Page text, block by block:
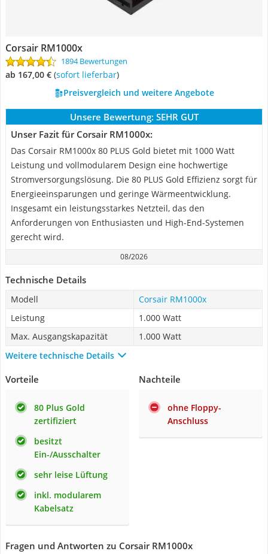
Corsair RM1000x
1894 Bewertungen
ab 167,00 € ( Sofort lieferbar)
Preisvergleich und weitere Angebote
Unsere Bewertung: SEHR GUT
Unser Fazit für Corsair RM1000x:
Das Corsair RM1000x 80 PLUS Gold bietet mit 1000 Watt
Leistung und vollmodularem Design eine hochwertige
Stromversorgungslösung. Die 80 PLUS Gold Effizienz sorgt für
Energieeinsparungen und geringe Wärmeentwicklung.
Insgesamt ein leistungsstarkes Netzteil, das den
Anforderungen von Enthusiasten und High-End-Systemen
gerecht wird.
08/2026
Technische Details
Modell
Corsair RM1000x
Leistung
1.000 Watt
Max. Ausgangskapazität
1.000 Watt
Weitere technische Details
Vorteile
80 Plus Gold
zertifiziert
besitzt
Ein-/Ausschalter
sehr leise Lüftung
inkl. modularem
Kabelsatz
Nachteile
ohne Floppy-
Anschluss
Fragen und Antworten zu Corsair RM1000x